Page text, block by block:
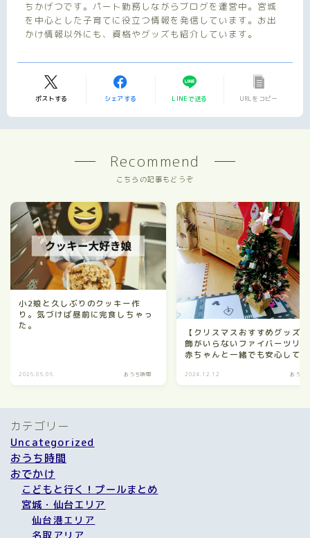
ちかげつです。パート勤務しながらブログを運営中。宮城
を中心とした子育てに役立つ情報を発信しています。お出
かけ情報以外にも、資格やグッズも紹介しています。
ポストする シェアする LINEで送る URLをコピー
Recommend
こちらの記事もどうぞ
小2娘と久しぶりのクッキー作
り。気づけば昼前に完食しちゃっ
た。
2026.06.06 おうち時間
【クリスマスおすすめグッズ
飾がいらないファイバーツリ
赤ちゃんと一緒でも安心して
2024.12.12 おうち
カテゴリー
Uncategorized
おうち時間
おでかけ
こどもと行く！プールまとめ
宮城・仙台エリア
仙台港エリア
名取アリア